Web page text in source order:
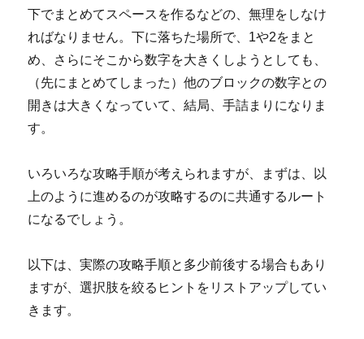
下でまとめてスペースを作るなどの、無理をしなけ
ればなりません。下に落ちた場所で、1や2をまと
め、さらにそこから数字を大きくしようとしても、
（先にまとめてしまった）他のブロックの数字との
開きは大きくなっていて、結局、手詰まりになりま
す。
いろいろな攻略手順が考えられますが、まずは、以
上のように進めるのが攻略するのに共通するルート
になるでしょう。
以下は、実際の攻略手順と多少前後する場合もあり
ますが、選択肢を絞るヒントをリストアップしてい
きます。